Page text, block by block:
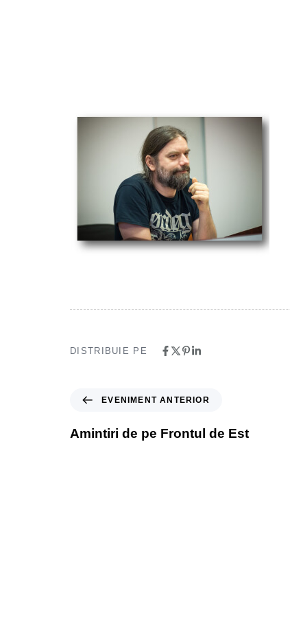
DISTRIBUIE PE
EVENIMENT ANTERIOR
Amintiri de pe Frontul de Est